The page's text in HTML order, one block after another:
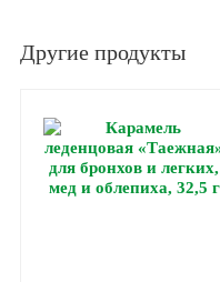
Другие продукты